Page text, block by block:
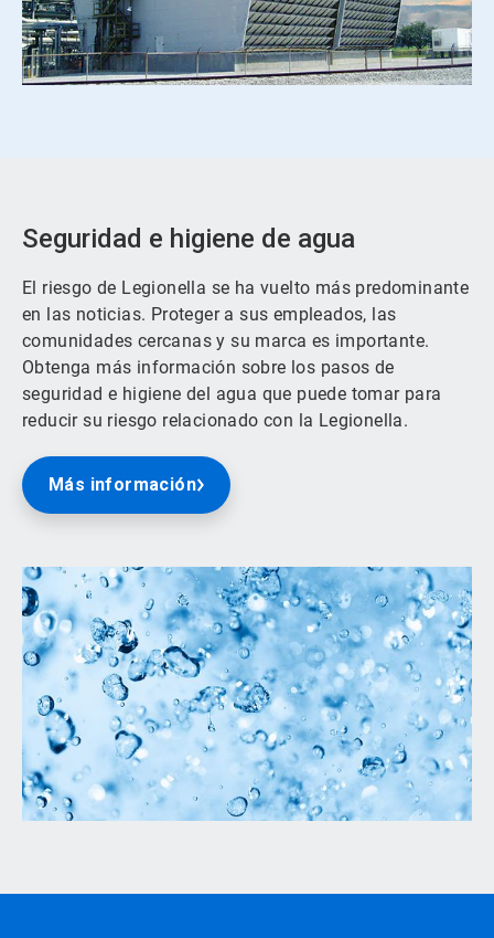
Seguridad e higiene de agua
El riesgo de Legionella se ha vuelto más predominante
en las noticias. Proteger a sus empleados, las
comunidades cercanas y su marca es importante.
Obtenga más información sobre los pasos de
seguridad e higiene del agua que puede tomar para
reducir su riesgo relacionado con la Legionella.
Más información